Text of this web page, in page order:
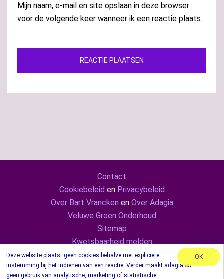
Mijn naam, e-mail en site opslaan in deze browser
voor de volgende keer wanneer ik een reactie plaats.
Contact
Cookiebeleid en Privacybeleid
Over Bart Vrancken en Over Adagia
Veluwe Groen Onderhoud
Sitemap
Kwetsbaarheid melden
Adagia ook opMastodonenLinkedIn
© 2024 Adagia. Met behulp van thema Sydney.
OK
Deze website plaatst geen cookies behalve met expliciete
instemming bij het indienen van een reactie. Verder maakt adagia.eu
geen gebruik van analytische, marketing of statistische